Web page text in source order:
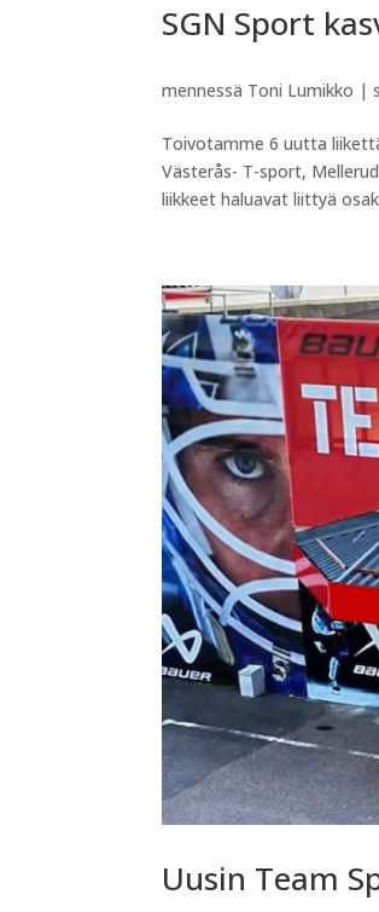
SGN Sport
mennessä Toni Lumikko |
Toivotamme 6 uutta
Västerås- T-sport,
liikkeet haluavat liittyä
Uusin Team